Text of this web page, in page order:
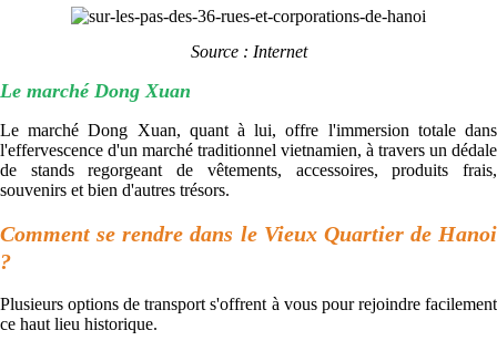
Source : Internet
Le marché Dong Xuan
Le marché Dong Xuan, quant à lui, offre l'immersion totale dans
l'effervescence d'un marché traditionnel vietnamien, à travers un dédale
de stands regorgeant de vêtements, accessoires, produits frais,
souvenirs et bien d'autres trésors.
Comment se rendre dans le Vieux Quartier de Hanoi
?
Plusieurs options de transport s'offrent à vous pour rejoindre facilement
ce haut lieu historique.